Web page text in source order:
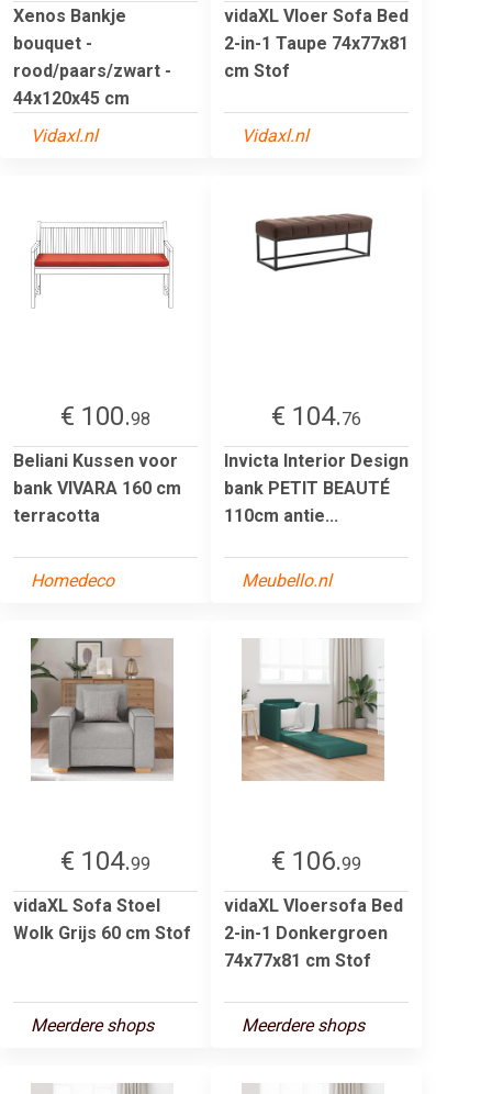
Xenos Bankje
bouquet -
rood/paars/zwart -
44x120x45 cm
Vidaxl.nl
vidaXL Vloer Sofa Bed
2-in-1 Taupe 74x77x81
cm Stof
Vidaxl.nl
€ 100.98
Beliani Kussen voor
bank VIVARA 160 cm
terracotta
Homedeco
€ 104.76
Invicta Interior Design
bank PETIT BEAUTÉ
110cm antie...
Meubello.nl
€ 104.99
vidaXL Sofa Stoel
Wolk Grijs 60 cm Stof
Meerdere shops
€ 106.99
vidaXL Vloersofa Bed
2-in-1 Donkergroen
74x77x81 cm Stof
Meerdere shops